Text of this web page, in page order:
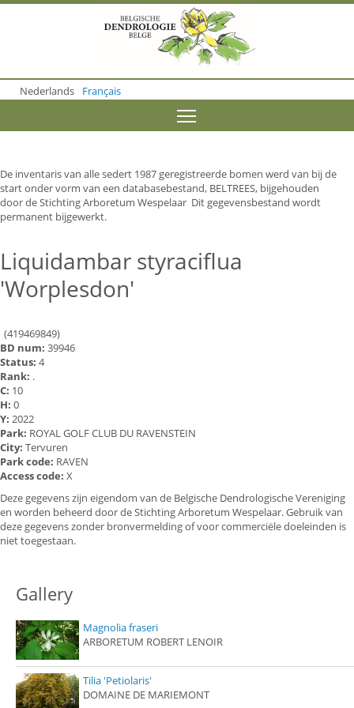
o
m
o
n
t
e
n
Nederlands Français
De inventaris van alle sedert 1987 geregistreerde bomen werd van bij de
start onder vorm van een databasebestand, BELTREES, bijgehouden
door de Stichting Arboretum Wespelaar Dit gegevensbestand wordt
permanent bijgewerkt.
Liquidambar styraciflua
'Worplesdon'
(419469849)
BD num: 39946
Status: 4
Rank: .
C: 10
H: 0
Y: 2022
Park: ROYAL GOLF CLUB DU RAVENSTEIN
City: Tervuren
Park code: RAVEN
Access code: X
Deze gegevens zijn eigendom van de Belgische Dendrologische Vereniging
en worden beheerd door de Stichting Arboretum Wespelaar. Gebruik van
deze gegevens zonder bronvermelding of voor commerciële doeleinden is
niet toegestaan.
Gallery
Magnolia fraseri
ARBORETUM ROBERT LENOIR
Tilia 'Petiolaris'
DOMAINE DE MARIEMONT